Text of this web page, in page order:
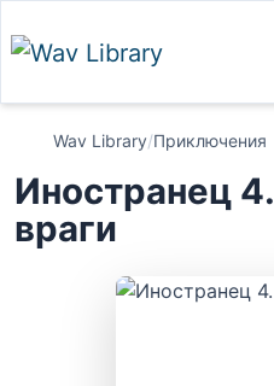
Wav Library/Приключения
Иностранец
враги